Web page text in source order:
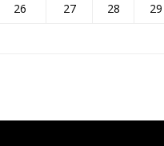
26 27 28 29